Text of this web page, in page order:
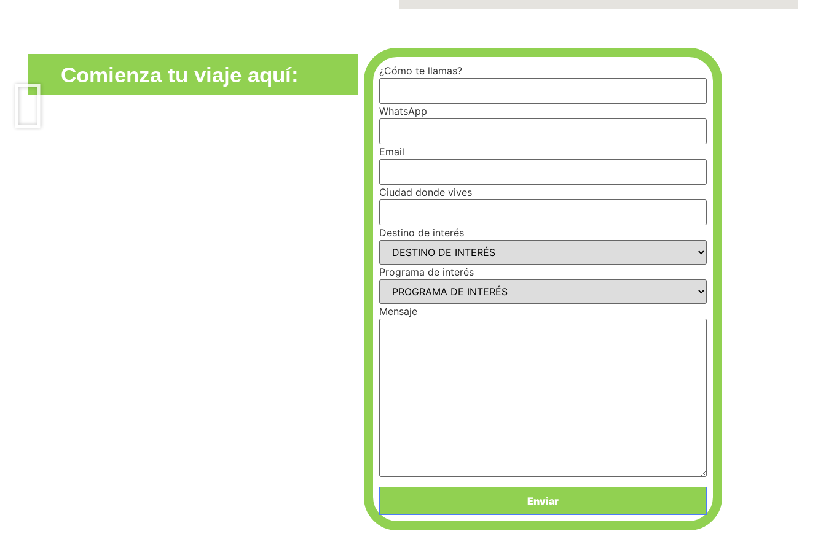
Comienza tu viaje aquí: ¿Cómo te llamas?
WhatsApp
Email
Ciudad donde vives
Destino de interés
Programa de interés
Mensaje